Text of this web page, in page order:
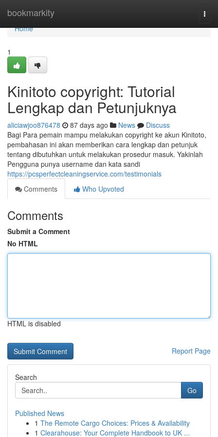
bookmarkity
Home
Home
1
Kinitoto copyright: Tutorial
Lengkap dan Petunjuknya
aliciawjoo876478 87 days ago News
Discuss
Bagi Para pemain mampu melakukan copyright ke akun Kinitoto,
pembahasan ini akan memberikan cara lengkap dan petunjuk
tentang dibutuhkan untuk melakukan prosedur masuk. Yakinlah
Pengguna punya username dan kata sandi
https://pcsperfectcleaningservice.com/testimonials
Comments
Who Upvoted
Comments
Submit a Comment
No HTML
HTML is disabled
Report Page
Search
Go
Published News
1 The Remote Cargo Choices: Prices & Availability
1 Clearahouse: Your Complete Handbook to UK ...